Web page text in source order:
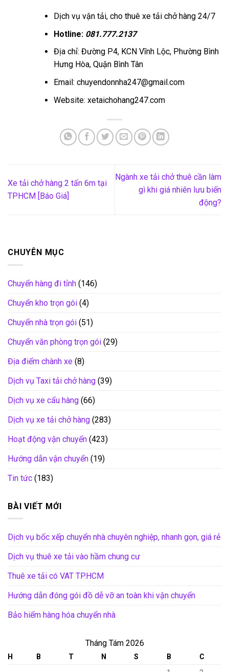
Dịch vụ vận tải, cho thuê xe tải chở hàng 24/7
Hotline: 081.777.2137
Địa chỉ: Đường P4, KCN Vĩnh Lộc, Phường Bình
Hưng Hòa, Quận Bình Tân
Email: chuyendonnha247@gmail.com
Website: xetaichohang247.com
Xe tải chở hàng 2 tấn 6m tại
TPHCM [Báo Giá]
Ngành xe tải chở thuê cần làm
gì khi giá nhiên lưu biến
động?
CHUYÊN MỤC
Chuyển hàng đi tỉnh (146)
Chuyển kho trọn gói (4)
Chuyển nhà trọn gói (51)
Chuyển văn phòng trọn gói (29)
Địa điểm chành xe (8)
Dịch vụ Taxi tải chở hàng (39)
Dịch vụ xe cẩu hàng (66)
Dịch vụ xe tải chở hàng (283)
Hoạt động vận chuyển (423)
Hướng dẫn vận chuyển (19)
Tin tức (183)
BÀI VIẾT MỚI
Dịch vụ bốc xếp chuyển nhà chuyên nghiệp, nhanh gọn, giá rẻ
Dịch vụ thuê xe tải vào hầm chung cư
Thuê xe tải có VAT TP.HCM
Hướng dẫn đóng gói đồ dễ vỡ an toàn khi vận chuyển
Bảo hiểm hàng hóa chuyển nhà
Tháng Tám 2026
H B T N S B
C